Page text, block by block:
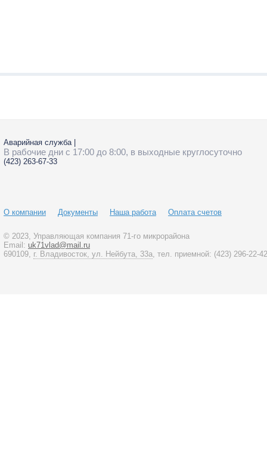
Аварийная служба |
В рабочие дни с 17:00 до 8:00, в выходные круглосуточно
(423) 263-67-33
О компании Документы Наша работа Оплата счетов
© 2023 , Управляющая компания 71-го микрорайона
Email: uk71vlad@mail.ru
690109, г. Владивосток, ул. Нейбута, 33а , тел. приемной: (423) 296-22-